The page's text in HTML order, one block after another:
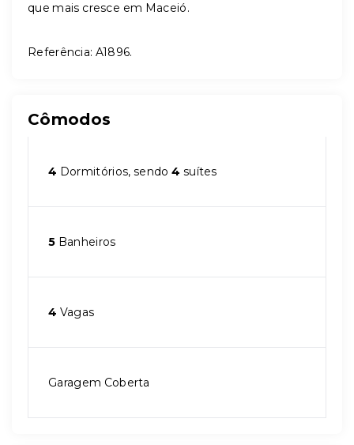
que mais cresce em Maceió.
Referência: A1896.
Cômodos
4 Dormitórios, sendo4 suítes
5 Banheiros
4 Vagas
Garagem Coberta